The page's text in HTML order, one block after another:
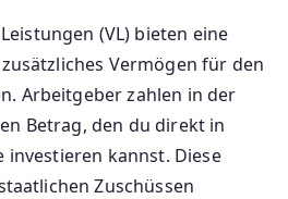
(VL) bieten eine
Vermögen für den
Arbeitgeber zahlen in der
Betrag, den du direkt in
investieren kannst. Diese
Zuschüssen